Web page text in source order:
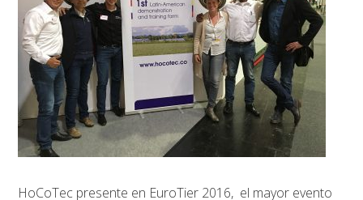
HoCoTec presente en EuroTier 2016, el mayor evento